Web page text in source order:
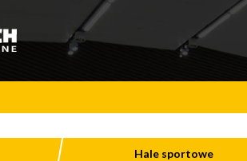
Hale sportowe